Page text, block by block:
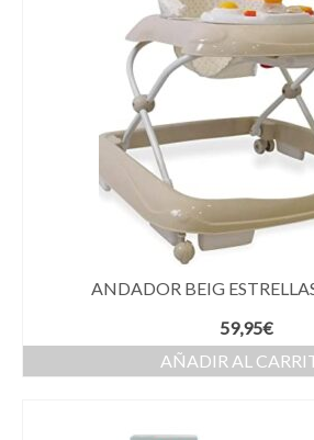
ANDADOR BEIG
59,95€
AÑADIR AL